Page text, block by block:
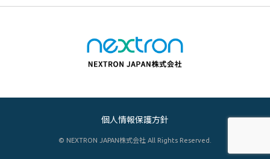
個人情報保護方針
© NEXTRON JAPAN株式会社 All Rights Reserved.